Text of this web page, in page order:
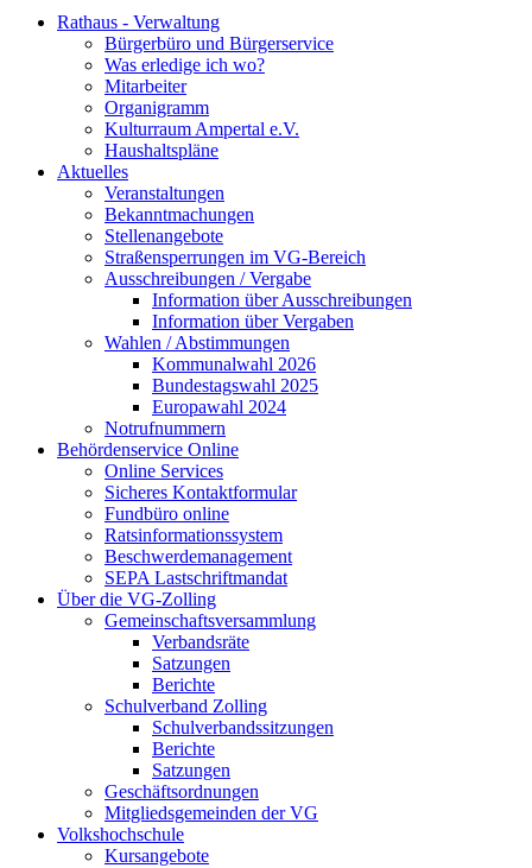
Rathaus - Verwaltung
Bürgerbüro und Bürgerservice
Was erledige ich wo?
Mitarbeiter
Organigramm
Kulturraum Ampertal e.V.
Haushaltspläne
Aktuelles
Veranstaltungen
Bekanntmachungen
Stellenangebote
Straßensperrungen im VG-Bereich
Ausschreibungen / Vergabe
Information über Ausschreibungen
Information über Vergaben
Wahlen / Abstimmungen
Kommunalwahl 2026
Bundestagswahl 2025
Europawahl 2024
Notrufnummern
Behördenservice Online
Online Services
Sicheres Kontaktformular
Fundbüro online
Ratsinformationssystem
Beschwerdemanagement
SEPA Lastschriftmandat
Über die VG-Zolling
Gemeinschaftsversammlung
Verbandsräte
Satzungen
Berichte
Schulverband Zolling
Schulverbandssitzungen
Berichte
Satzungen
Geschäftsordnungen
Mitgliedsgemeinden der VG
Volkshochschule
Kursangebote